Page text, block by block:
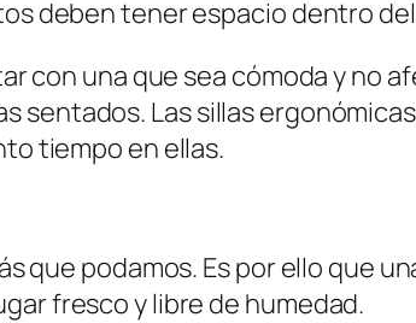
deben tener espacio dentro
con una que sea cómoda y no
sentados. Las sillas
tiempo en ellas.
que podamos. Es por ello que
fresco y libre de humedad.